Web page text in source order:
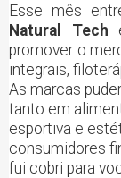
Esse mês
Natural Tech
promover o
integrais,
As marcas
tanto em
esportiva e
consumidores
fui cobri para